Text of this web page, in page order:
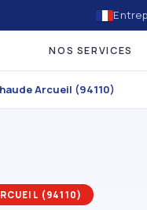
NOS SERVICES
Arcueil (94110)
(94110)